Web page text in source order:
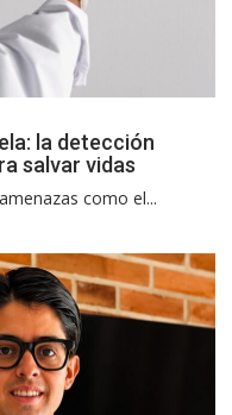
la detección
salvar vidas
como el...